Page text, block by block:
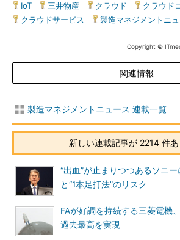
IoT 三井物産 クラウド クラウド
クラウドサービス
製造マネジメントニ
Copyright ©
関連情報
製造マネジメントニュース 連載一覧
新しい連載記事が 2214 件
“出血”が止まりつつあるソニ
と“1本足打法”のリスク
FAが好調を持続する三菱電機
過去最高を実現